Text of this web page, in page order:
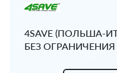
4SAVE (ПОЛЬША-
БЕЗ